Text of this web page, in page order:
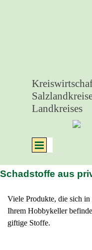
Landkreises
Menü
Schadstoffe aus
Viele Produkte, die sich
Ihrem Hobbykeller
giftige Stoffe.